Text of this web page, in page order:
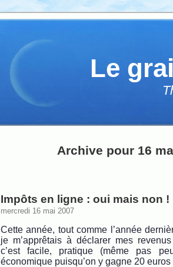
Le
Archive pour 16
Impôts en ligne : oui mais non !
mercredi 16 mai 2007
Cette année, tout comme l’année
je m’apprêtais à déclarer mes
c’est facile, pratique (même pas
économique puisqu’on y gagne 20